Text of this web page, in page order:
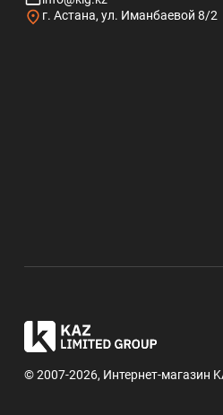
г. Астана, ул. Иманбаевой 8/2
© 2007-2026, Интернет-магазин